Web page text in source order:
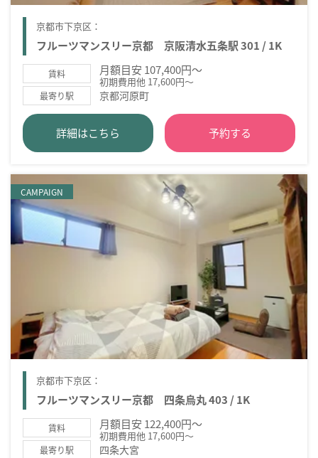
京都市下京区：
フルーツマンスリー京都 京阪清水五条駅 301 / 1K
賃料 月額目安 107,400円～
初期費用他 17,600円～
最寄り駅 京都河原町
詳細はこちら 予約する
CAMPAIGN
京都市下京区：
フルーツマンスリー京都 四条烏丸 403 / 1K
賃料 月額目安 122,400円～
初期費用他 17,600円～
最寄り駅 四条大宮